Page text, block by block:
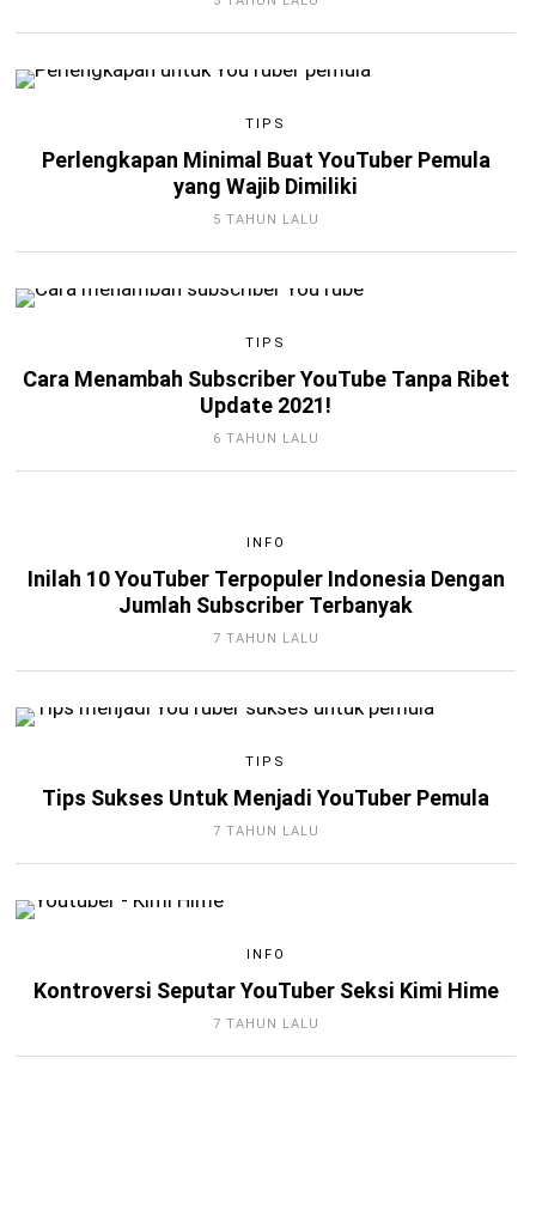
TIPS
Perlengkapan Minimal Buat YouTuber Pemula
yang Wajib Dimiliki
5 TAHUN LALU
TIPS
Cara Menambah Subscriber YouTube Tanpa Ribet
Update 2021!
6 TAHUN LALU
INFO
Inilah 10 YouTuber Terpopuler Indonesia Dengan
Jumlah Subscriber Terbanyak
7 TAHUN LALU
TIPS
Tips Sukses Untuk Menjadi YouTuber Pemula
7 TAHUN LALU
INFO
Kontroversi Seputar YouTuber Seksi Kimi Hime
7 TAHUN LALU